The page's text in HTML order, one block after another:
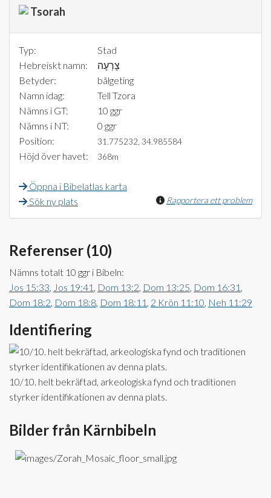
Tsorah
Typ:
Stad
Hebreiskt namn:
צָרְעָה
Betyder:
bålgeting
Namn idag:
Tell Tzora
Nämns i GT:
10 ggr
Nämns i NT:
0 ggr
Position:
31.775232, 34.985584
Höjd över havet: 368m
Öppna i Bibelatlas karta
Sök ny plats
Rapportera ett problem
Referenser (10)
Nämns totalt 10 ggr i Bibeln:
Jos 15:33, Jos 19:41 , Dom 13:2, Dom 13:25, Dom 16:31 ,
Dom 18:2, Dom 18:8, Dom 18:11 , 2 Krön 11:10, Neh 11:29
Identifiering
10/10. helt bekräftad, arkeologiska fynd och traditionen
styrker identifikationen av denna plats.
Bilder från Kärnbibeln